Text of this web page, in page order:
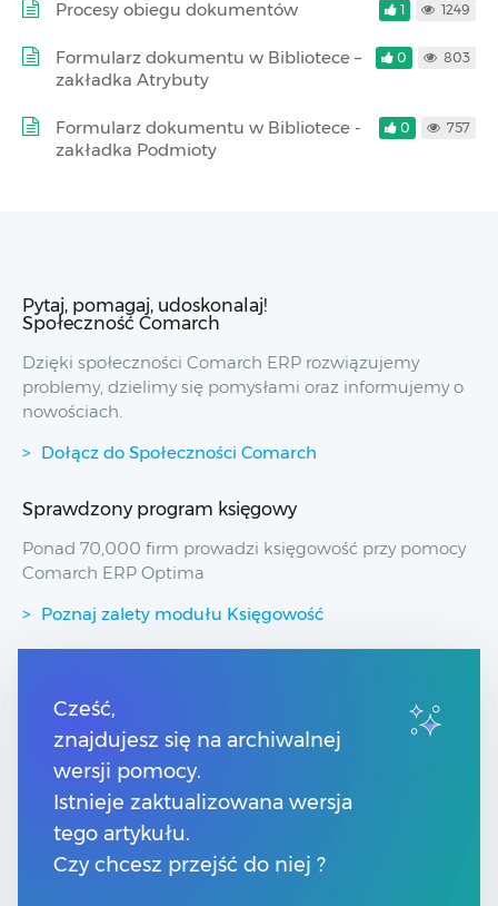
Procesy obiegu dokumentów 1 1249
Formularz dokumentu w Bibliotece –
zakładka Atrybuty
0 803
Formularz dokumentu w Bibliotece -
zakładka Podmioty
0 757
Pytaj, pomagaj, udoskonalaj!
Społeczność Comarch
Dzięki społeczności Comarch ERP rozwiązujemy
problemy, dzielimy się pomysłami oraz informujemy o
nowościach.
Dołącz do Społeczności Comarch
Sprawdzony program księgowy
Ponad 70,000 firm prowadzi księgowość przy pomocy
Comarch ERP Optima
Poznaj zalety modułu Księgowość
Przydatne linki
Spis treści
Pomoc Comarch Betterfly
Pomoc Comarch e-Sklep
Pomoc Comarch HRM
Kontakt
Cześć,
znajdujesz się na archiwalnej
wersji pomocy.
Istnieje zaktualizowana wersja
tego artykułu.
Czy chcesz przejść do niej ?